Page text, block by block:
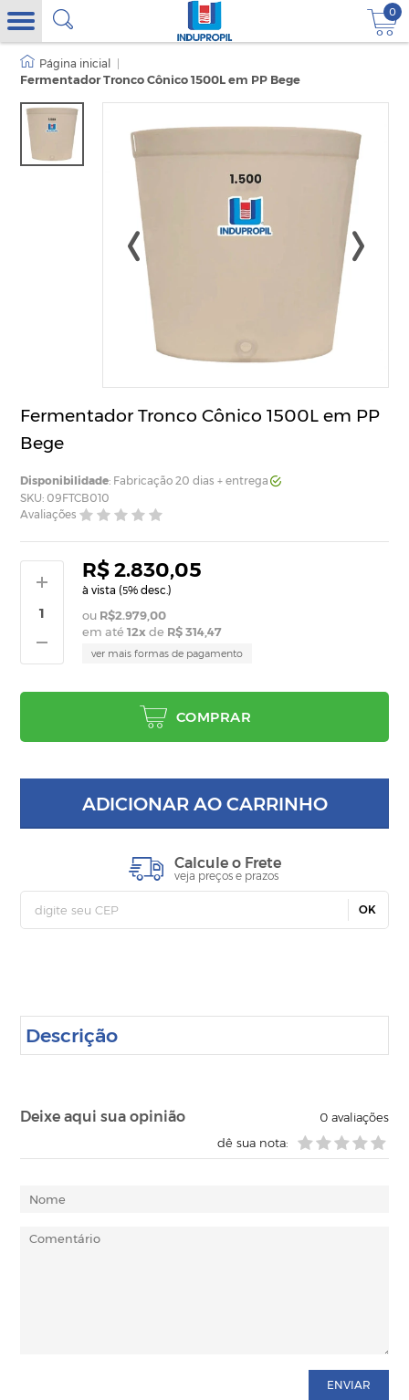
0
Fermentador Tronco Cônico 1500L em PP Bege
Fermentador Tronco Cônico 1500L em PP
Bege
Disponibilidade: Fabricação 20 dias + entrega
SKU: 09FTCB010
Avaliações
R$ 2.830,05
à vista (5% desc.)
R$2.979,00
em até12x de R$ 314,47
ver mais formas de pagamento
COMPRAR
ADICIONAR AO CARRINHO
Calcule o Frete
veja preços e prazos
OK
Descrição
Deixe aqui sua opinião 0avaliações
dê sua nota:
ENVIAR